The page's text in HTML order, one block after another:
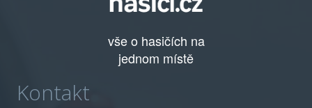
vše o hasičích na
jednom místě
Kontakt